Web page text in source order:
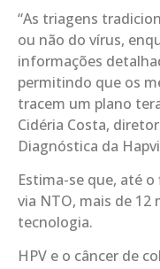
“As triagens
ou não do vírus,
informações
permitindo que os
tracem um plano
Cidéria Costa,
Diagnóstica da
Estima-se que, até
via NTO, mais de 12
tecnologia.
HPV e o câncer de